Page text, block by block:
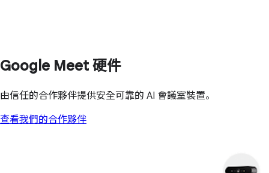
Google Meet 硬件
由信任的合作夥伴提供安全可靠的 AI 會議室裝置。
查看我們的合作夥伴